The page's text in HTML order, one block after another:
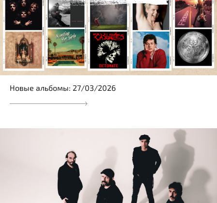
Новые альбомы: 27/03/2026